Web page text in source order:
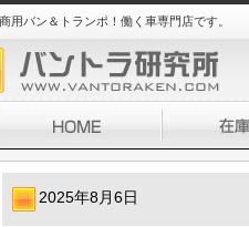
商用バン＆トランポ！働く車専門店です。
2025年8月6日